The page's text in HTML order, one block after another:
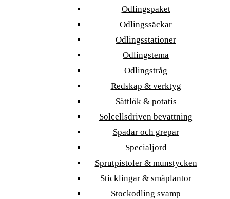
Odlingspaket
Odlingssäckar
Odlingsstationer
Odlingstema
Odlingstråg
Redskap & verktyg
Sättlök & potatis
Solcellsdriven bevattning
Spadar och grepar
Specialjord
Sprutpistoler & munstycken
Sticklingar & småplantor
Stockodling svamp